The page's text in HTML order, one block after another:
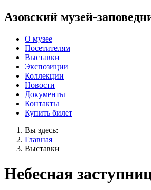
Азовский музей-
О музее
Посетителям
Выставки
Экспозиции
Коллекции
Новости
Документы
Контакты
Купить билет
Вы здесь:
Главная
Выставки
Небесная